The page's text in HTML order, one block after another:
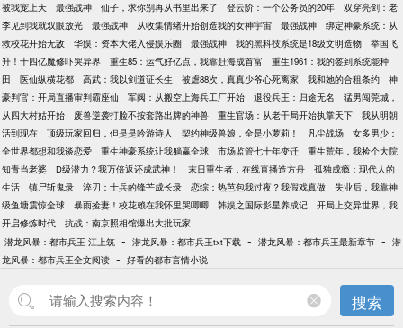
被我宠上天
最强战神 仙子，求你别再从书里出来了 登云阶：一个公务员的20年
双穿亮剑：老
李见到我就双眼放光
最强战神 从收集情绪开始创造我的女神宇宙 最强战神
绑定神豪系统：从
救校花开始无敌
华娱：资本大佬入侵娱乐圈 最强战神 我的黑科技系统是18级文明造物
举国飞
升！十四亿魔修吓哭异界
重生85：运气好亿点，我靠赶海成首富
重生1961：我的签到系统能种
田
医仙纵横花都 高武：我以剑道证长生 被虐88次，真真少爷心死离家 我和她的合租条约
神
豪判官：开局直播审判霸座仙
军阀：从搬空上海兵工厂开始 退役兵王：归途无名
猛男闯莞城，
从四大村姑开始
废兽逆袭打脸不按套路出牌的神兽 重生官场：从老干局开始执掌天下
我从明朝
活到现在
顶级玩家回归，但是是吟游诗人 契约神级兽娘，全是小萝莉！ 凡尘战场
女多男少：
全世界都想和我谈恋爱
重生神豪系统让我躺赢全球 市场监管七十年变迁
重生荒年，我捡个大院
知青当老婆
D级潜力？我万倍返还成武神！ 末日重生者，在线直播造方舟
孤独成瘾：现代人的
生活
镇尸斩鬼录 淬刃：士兵的锋芒成长录 恋综：热芭包我过夜？我假戏真做
失业后，我靠神
级鱼塘震惊全球
暴雨捡妻！校花赖在我怀里哭唧唧 韩娱之国际影星养成记
开局上交异世界，我
开启修炼时代
抗战：南京照相馆爆出大批玩家
潜龙风暴：都市兵王 江上筑 - 潜龙风暴：都市兵王txt下载 - 潜龙风暴：都市兵王最新章节 - 潜
龙风暴：都市兵王全文阅读 - 好看的都市言情小说
搜索